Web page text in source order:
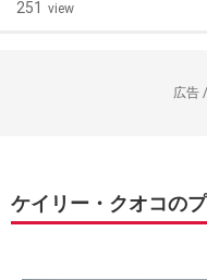
251 view
広告
ケイリー・クオコの